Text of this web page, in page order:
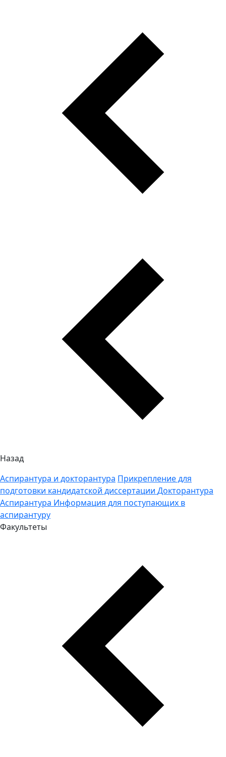
Назад
Аспирантура и докторантура Прикрепление для
подготовки кандидатской диссертации Докторантура
Аспирантура Информация для поступающих в
аспирантуру
Факультеты